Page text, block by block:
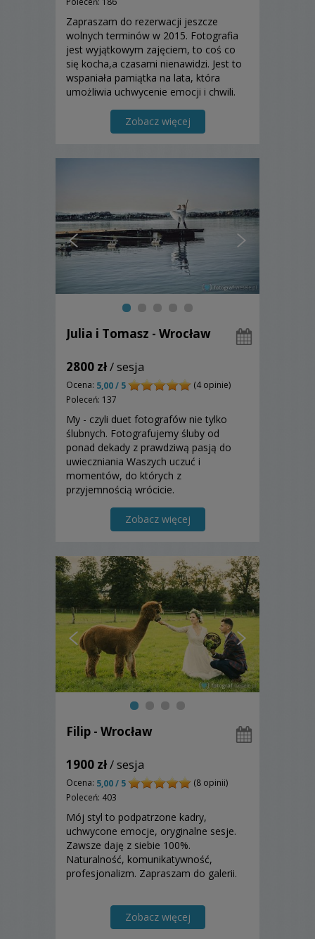
Zapraszam do rezerwacji jeszcze
wolnych terminów w 2015. Fotografia
jest wyjątkowym zajęciem, to coś co
się kocha,a czasami nienawidzi. Jest to
wspaniała pamiątka na lata, która
umożliwia uchwycenie emocji i chwili.
Zobacz więcej
Julia i Tomasz - Wrocław
2800 zł/ sesja
Ocena: 5,00 / 5
(4 opinie)
Poleceń: 137
My - czyli duet fotografów nie tylko
ślubnych. Fotografujemy śluby od
ponad dekady z prawdziwą pasją do
uwieczniania Waszych uczuć i
momentów, do których z
przyjemnością wrócicie.
Zobacz więcej
Filip - Wrocław
1900 zł/ sesja
Ocena: 5,00 / 5
(8 opinii)
Poleceń: 403
Mój styl to podpatrzone kadry,
uchwycone emocje, oryginalne sesje.
Zawsze daję z siebie 100%.
Naturalność, komunikatywność,
profesjonalizm. Zapraszam do galerii.
Zobacz więcej